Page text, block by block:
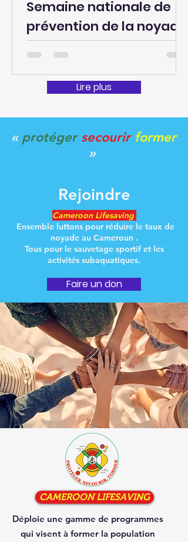
Semaine nationale de
prévention de la noyade
du 21 au 27 juillet,Sous le
évitable »Lire plus
« protéger secourir former
»
Rejoindre
Cameroon Lifesaving
Ensemble luttons pour réduire le taux de
noyade au Cameroun .
Tous pour le sauvetage sportif et les
activités subaquatiques.
Faire un don
CAMEROON LIFESAVING
Déploie une gamme de programmes
qui visent à former la population